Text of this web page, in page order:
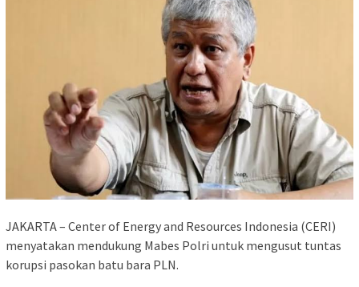
JAKARTA – Center of Energy and Resources Indonesia (CERI)
menyatakan mendukung Mabes Polri untuk mengusut tuntas
korupsi pasokan batu bara PLN.